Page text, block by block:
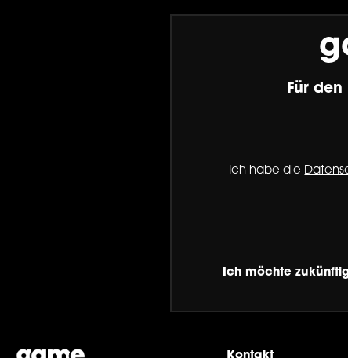
Für
Ich habe die
Ich möchte